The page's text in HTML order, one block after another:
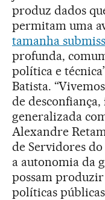
produz dados
permitam uma
tamanha
profunda,
política e
Batista.
de desconfiança,
generalizada
Alexandre
de Servidores
a autonomia da
possam produzir
políticas